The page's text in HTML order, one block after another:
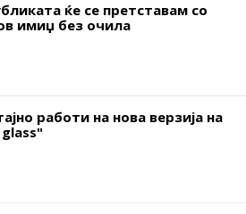
ќе се претставам со
имиџ без очила
работи на нова верзија на